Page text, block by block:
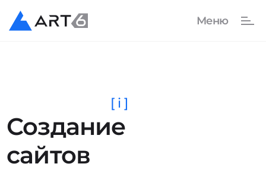
Создание
сайтов
[ i ]